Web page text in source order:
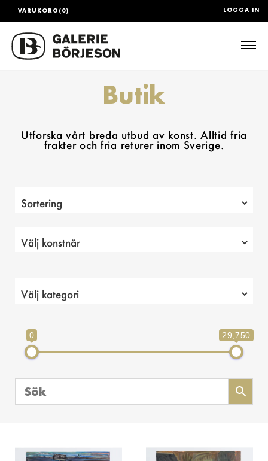
LOGGA IN
VARUKORG(0)
Butik
Utforska vårt breda utbud av konst. Alltid fria
frakter och fria returer inom Sverige.
0 29,750